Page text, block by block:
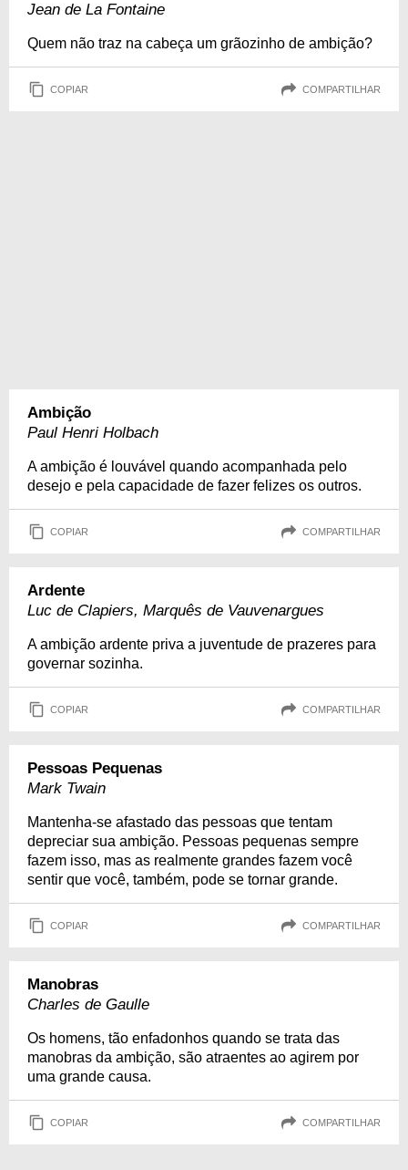
Jean de La Fontaine
Quem não traz na cabeça um grãozinho de ambição?
COPIAR COMPARTILHAR
Ambição
Paul Henri Holbach
A ambição é louvável quando acompanhada pelo
desejo e pela capacidade de fazer felizes os outros.
COPIAR COMPARTILHAR
Ardente
Luc de Clapiers, Marquês de Vauvenargues
A ambição ardente priva a juventude de prazeres para
governar sozinha.
COPIAR COMPARTILHAR
Pessoas Pequenas
Mark Twain
Mantenha-se afastado das pessoas que tentam
depreciar sua ambição. Pessoas pequenas sempre
fazem isso, mas as realmente grandes fazem você
sentir que você, também, pode se tornar grande.
COPIAR COMPARTILHAR
Manobras
Charles de Gaulle
Os homens, tão enfadonhos quando se trata das
manobras da ambição, são atraentes ao agirem por
uma grande causa.
COPIAR COMPARTILHAR